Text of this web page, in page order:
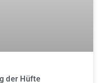
der Hüfte